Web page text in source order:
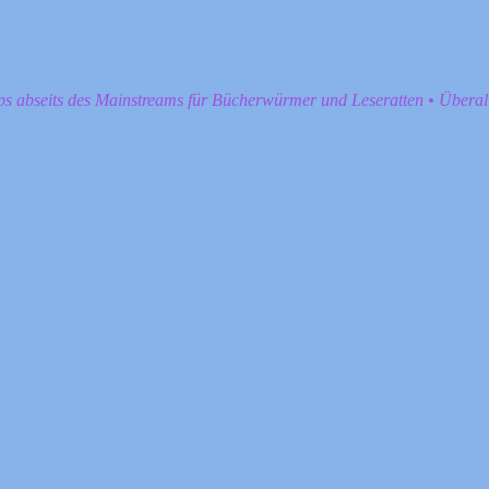
abseits des Mainstreams für Bücherwürmer und Leseratten •